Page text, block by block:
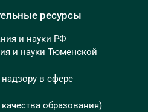
ресурсы
и науки РФ
и науки Тюменской
в сфере
образования)